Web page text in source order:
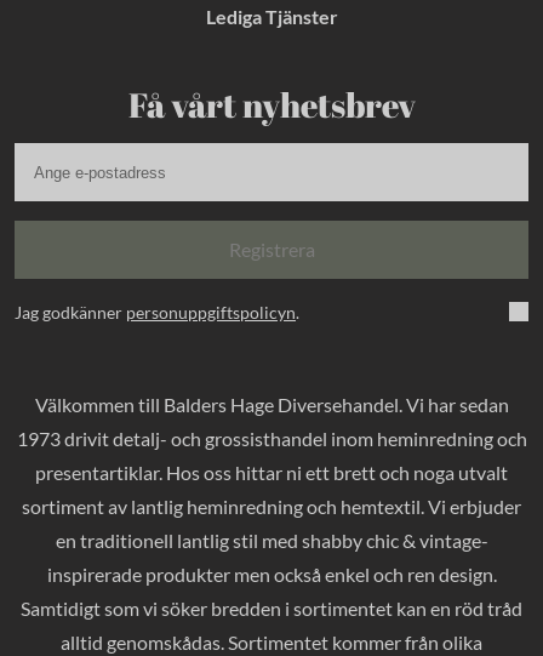
Lediga Tjänster
Få vårt nyhetsbrev
Registrera
Jag godkänner personuppgiftspolicyn.
Välkommen till Balders Hage Diversehandel. Vi har sedan
1973 drivit detalj- och grossisthandel inom heminredning och
presentartiklar. Hos oss hittar ni ett brett och noga utvalt
sortiment av lantlig heminredning och hemtextil. Vi erbjuder
en traditionell lantlig stil med shabby chic & vintage-
inspirerade produkter men också enkel och ren design.
Samtidigt som vi söker bredden i sortimentet kan en röd tråd
alltid genomskådas. Sortimentet kommer från olika